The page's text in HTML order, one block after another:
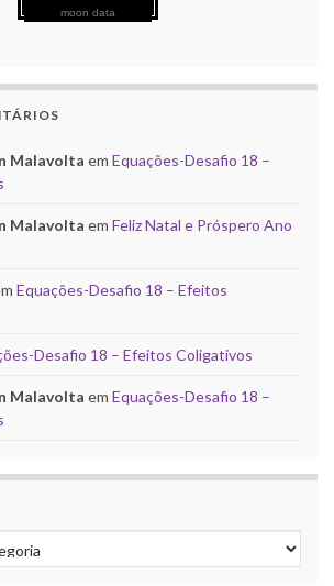
moon data
Malavolta em Equações-Desafio 18 –
Malavolta em Feliz Natal e Próspero Ano
Equações-Desafio 18 – Efeitos
Desafio 18 – Efeitos Coligativos
Malavolta em Equações-Desafio 18 –